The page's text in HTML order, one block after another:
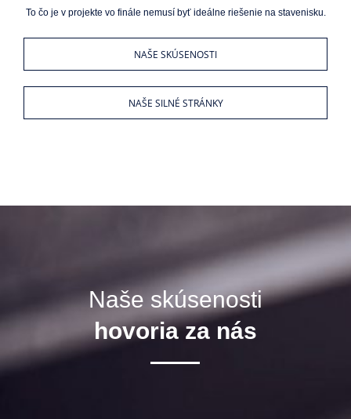
To čo je v projekte vo finále nemusí byť ideálne riešenie na stavenisku.
NAŠE SKÚSENOSTI
NAŠE SILNÉ STRÁNKY
Naše skúsenosti
hovoria za nás